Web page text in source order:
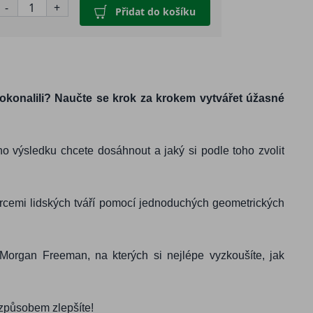
- + Přidat do košíku
Naučte se krok za krokem vytvářet úžasné
výsledku chcete dosáhnout a jaký si podle toho zvolit
lidských tváří pomocí jednoduchých geometrických
Freeman, na kterých si nejlépe vyzkoušíte, jak
zlepšíte!